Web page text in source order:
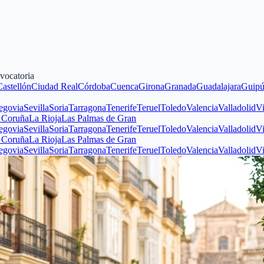
Ciudad RealCórdobaCuencaGironaGranadaGuadalajaraGuipúzcoa
SoriaTarragonaTenerifeTeruelToledoValenciaValladolidVizcaya
La RiojaLas Palmas de Gran
SoriaTarragonaTenerifeTeruelToledoValenciaValladolidVizcaya
La RiojaLas Palmas de Gran
SoriaTarragonaTenerifeTeruelToledoValenciaValladolidVizcaya